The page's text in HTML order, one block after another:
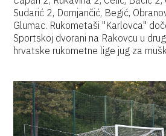
Sudarić 2, Domjančić, Begić,
Glumac. Rukometaši "Karlovca"
Sportskoj dvorani na Rakovcu u
hrvatske rukometne lige jug za